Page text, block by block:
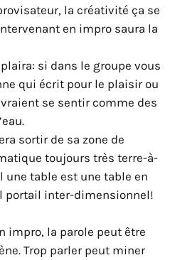
la créativité ça se
en impro saura la
si dans le groupe vous
qui écrit pour le plaisir ou
se sentir comme des
sortir de sa zone de
toujours très terre-à-
une table est une table en
portail inter-dimensionnel!
impro, la parole peut être
Trop parler peut miner